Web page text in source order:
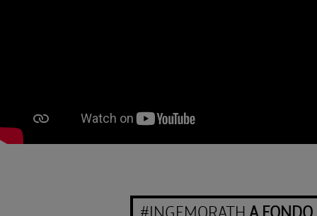
#INGEMORATH A FONDO